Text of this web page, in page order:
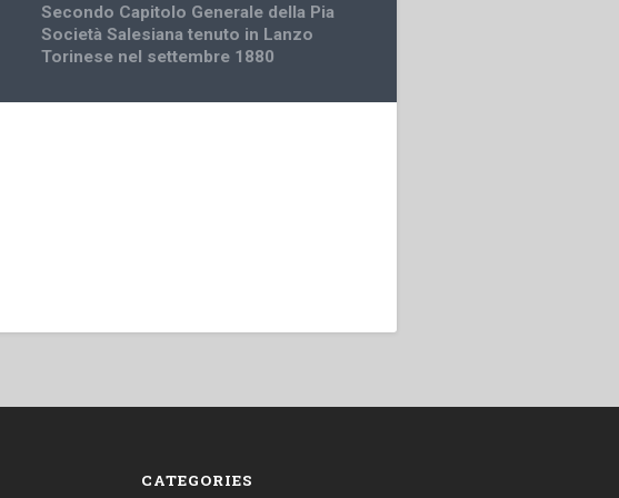
Secondo Capitolo Generale della Pia
Società Salesiana tenuto in Lanzo
Torinese nel settembre 1880
CATEGORIES